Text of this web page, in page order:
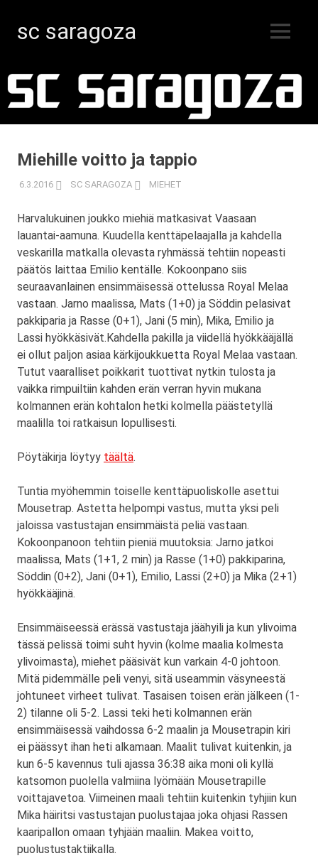
content
sc saragoza
vuodesta
1996
MENU
Miehille voitto ja tappio
6.3.2016 SC SARAGOZA MIEHET
Harvalukuinen joukko miehiä matkasivat Vaasaan
lauantai-aamuna. Kuudella kenttäpelaajalla ja kahdella
veskarilla matkalla olevasta ryhmässä tehtiin nopeasti
päätös laittaa Emilio kentälle. Kokoonpano siis
seuraavanlainen ensimmäisessä ottelussa Royal Melaa
vastaan. Jarno maalissa, Mats (1+0) ja Söddin pelasivat
pakkiparia ja Rasse (0+1), Jani (5 min), Mika, Emilio ja
Lassi hyökkäsivät.Kahdella pakilla ja viidellä hyökkääjällä
ei ollut paljon asiaa kärkijoukkuetta Royal Melaa vastaan.
Tutut vaaralliset poikkarit tuottivat nytkin tulosta ja
vaikka rimpuiltiin kahden erän verran hyvin mukana
kolmannen erän kohtalon hetki kolmella päästetyllä
maalilla toi ratkaisun lopullisesti.
Pöytäkirja löytyy täältä.
Tuntia myöhemmin toiselle kenttäpuoliskolle asettui
Mousetrap. Astetta helpompi vastus, mutta yksi peli
jaloissa vastustajan ensimmäistä peliä vastaan.
Kokoonpanoon tehtiin pieniä muutoksia: Jarno jatkoi
maalissa, Mats (1+1, 2 min) ja Rasse (1+0) pakkiparina,
Söddin (0+2), Jani (0+1), Emilio, Lassi (2+0) ja Mika (2+1)
hyökkääjinä.
Ensimmäiseessä erässä vastustaja jäähyili ja kun ylivoima
tässä pelissä toimi suht hyvin (kolme maalia kolmesta
ylivoimasta), miehet pääsivät kun varkain 4-0 johtoon.
Mitä pidemmälle peli venyi, sitä useammin väsyneestä
johtuneet virheet tulivat. Tasaisen toisen erän jälkeen (1-
2) tilanne oli 5-2. Lassi teki heti kolmannen erän
ensimmäisessä vaihdossa 6-2 maalin ja Mousetrapin kiri
ei päässyt ihan heti alkamaan. Maalit tulivat kuitenkin, ja
kun 6-5 kavennus tuli ajassa 36:38 aika moni oli kyllä
katsomon puolella valmiina lyömään Mousetrapille
voittajavetoa. Viimeinen maali tehtiin kuitenkin tyhjiin kun
Mika häiritsi vastustajan puolustajaa joka ohjasi Rassen
kaaripallon omaan tyhjään maaliin. Makea voitto,
puolustustaktiikalla.